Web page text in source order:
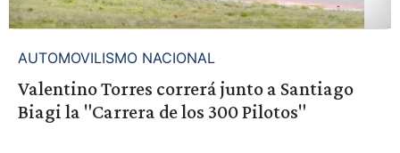
AUTOMOVILISMO NACIONAL
Valentino Torres correrá junto a Santiago
Biagi la "Carrera de los 300 Pilotos"